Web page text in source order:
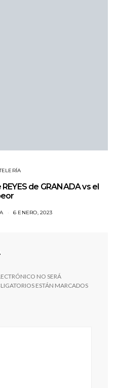
de GRANADA vs el
6 ENERO, 2023
NO SERÁ
ESTÁN MARCADOS